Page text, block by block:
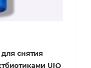
снятия
UIQ